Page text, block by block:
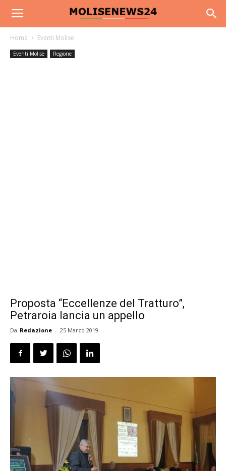
Home Eventi Molise
Eventi Molise Regione
Proposta “Eccellenze del Tratturo”,
Petraroia lancia un appello
Da Redazione - 25 Marzo 2019